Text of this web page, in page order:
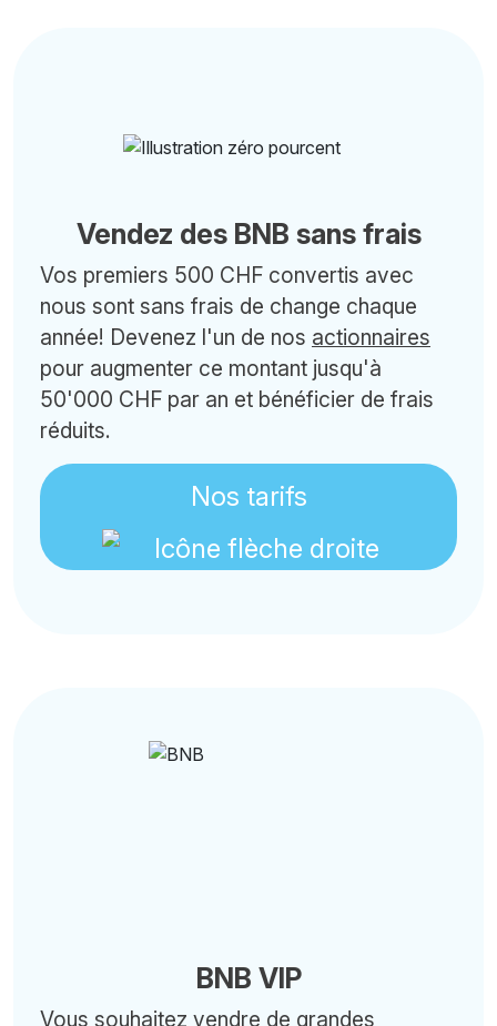
Vendez des BNB sans frais
Vos premiers 500 CHF convertis avec
nous sont sans frais de change chaque
année! Devenez l'un de nos actionnaires
pour augmenter ce montant jusqu'à
50'000 CHF par an et bénéficier de frais
réduits.
Nos tarifs
BNB VIP
Vous souhaitez vendre de grandes